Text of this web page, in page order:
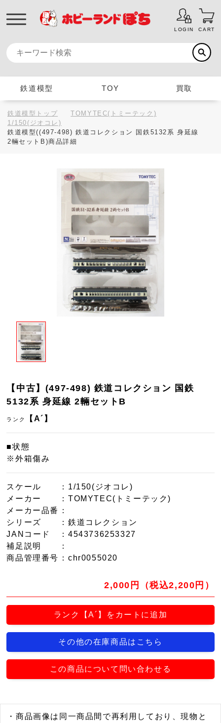
LOGIN CART
鉄道模型 TOY 買取
鉄道模型トップ
TOMYTEC(トミーテック)
1/150(ジオコレ)
鉄道模型((497-498) 鉄道コレクション 国鉄5132系 身延線
2輛セットB)商品詳細
【中古】(497-498) 鉄道コレクション 国鉄
5132系 身延線 2輛セットB
ランク 【A´】
■状態
※外箱傷み
スケール
：1/150(ジオコレ)
メーカー
：TOMYTEC(トミーテック)
メーカー品番
：
シリーズ
：鉄道コレクション
JANコード
：4543736253327
補足説明
：
商品管理番号 ：chr0055020
2,000円（税込2,200円）
ランク【A´】をカートに追加
その他の在庫商品はこちら
この商品について問い合わせる
・商品画像は同一商品間で再利用しており、現物と